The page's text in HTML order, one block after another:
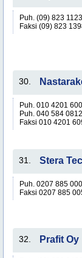
Puh. (09) 823 1123
Faksi (09) 823
30.
Puh. 010 4201 600
Puh. 040 584 0812
Faksi 010 4201
31. Stera
Puh. 0207 885 000
Faksi 0207 885
32. Prafit Oy